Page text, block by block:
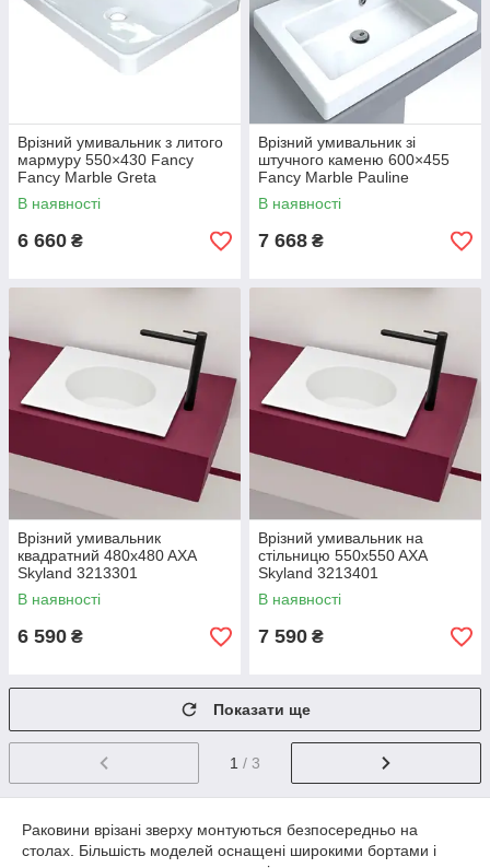
Врізний умивальник з литого
мармуру 550×430 Fancy
Fancy Marble Greta
В наявності
6 660 ₴
Врізний умивальник зі
штучного каменю 600×455
Fancy Marble Pauline
В наявності
7 668 ₴
Врізний умивальник
квадратний 480x480 AXA
Skyland 3213301
В наявності
6 590 ₴
Врізний умивальник на
стільницю 550x550 AXA
Skyland 3213401
В наявності
7 590 ₴
Показати ще
1 / 3
Раковини врізані зверху монтуються безпосередньо на
столах. Більшість моделей оснащені широкими бортами і